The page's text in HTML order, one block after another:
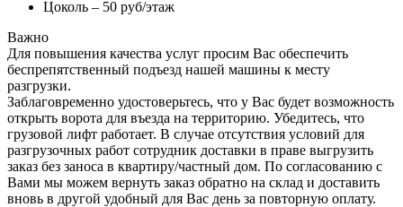
Цоколь – 50 руб/этаж
Важно
Для повышения качества услуг просим Вас обеспечить
беспрепятственный подъезд нашей машины к месту
разгрузки.
Заблаговременно удостоверьтесь, что у Вас будет возможность
открыть ворота для въезда на территорию. Убедитесь, что
грузовой лифт работает. В случае отсутствия условий для
разгрузочных работ сотрудник доставки в праве выгрузить
заказ без заноса в квартиру/частный дом. По согласованию с
Вами мы можем вернуть заказ обратно на склад и доставить
вновь в другой удобный для Вас день за повторную оплату.